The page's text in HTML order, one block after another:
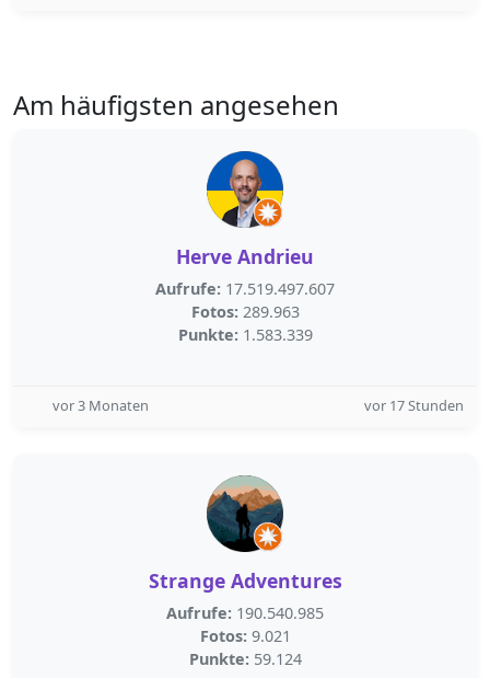
Am häufigsten angesehen
Herve Andrieu
Aufrufe: 17.519.497.607
Fotos: 289.963
Punkte: 1.583.339
vor 3 Monaten vor 17 Stunden
Strange Adventures
Aufrufe: 190.540.985
Fotos: 9.021
Punkte: 59.124